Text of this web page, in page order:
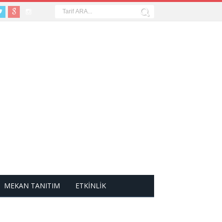
MEKAN TANITIM ETKİNLİK